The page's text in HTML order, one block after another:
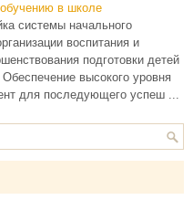
обучению в школе
системы начального
воспитания и
подготовки детей
высокого уровня
для последующего успеш ...